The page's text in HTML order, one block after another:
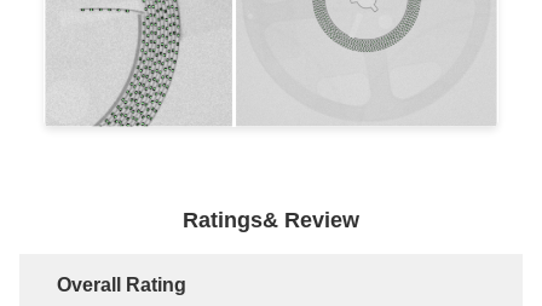
Ratings& Review
Overall Rating